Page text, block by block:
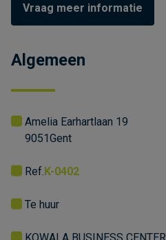
Vraag meer informatie
Algemeen
Gent
9051
Amelia Earhartlaan 19
Ref. K-0402
Te huur